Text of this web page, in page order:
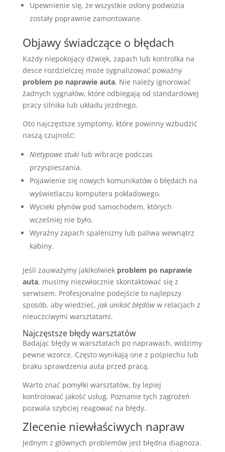
Upewnienie się, że wszystkie osłony podwozia
zostały poprawnie zamontowane.
Objawy świadczące o błędach
Każdy niepokojący dźwięk, zapach lub kontrolka na
desce rozdzielczej może sygnalizować poważny
problem po naprawie auta. Nie należy ignorować
żadnych sygnałów, które odbiegają od standardowej
pracy silnika lub układu jezdnego.
Oto najczęstsze symptomy, które powinny wzbudzić
naszą czujność:
Nietypowe stukilub wibracje podczas
przyspieszania.
Pojawienie się nowych komunikatów o błędach na
wyświetlaczu komputera pokładowego.
Wycieki płynów pod samochodem, których
wcześniej nie było.
Wyraźny zapach spalenizny lub paliwa wewnątrz
kabiny.
Jeśli zauważymy jakikolwiek problem po naprawie
auta, musimy niezwłocznie skontaktować się z
serwisem. Profesjonalne podejście to najlepszy
sposób, aby wiedzieć, jak unikać błędóww relacjach z
nieuczciwymi warsztatami.
Najczęstsze błędy warsztatów
Badając błędy w warsztatach po naprawach, widzimy
pewne wzorce. Często wynikają one z pośpiechu lub
braku sprawdzenia auta przed pracą.
Warto znać pomyłki warsztatów, by lepiej
kontrolować jakość usług. Poznanie tych zagrożeń
pozwala szybciej reagować na błędy.
Zlecenie niewłaściwych napraw
Jednym z głównych problemów jest błędna diagnoza.